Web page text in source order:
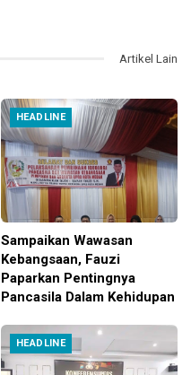
Artikel Lain
HEADLINE
Sampaikan Wawasan
Kebangsaan, Fauzi
Paparkan Pentingnya
Pancasila Dalam Kehidupan
HEADLINE